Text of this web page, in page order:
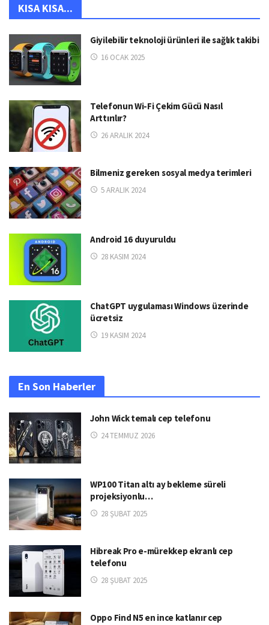
KISA KISA...
Giyilebilir teknoloji ürünleri ile sağlık takibi
16 OCAK 2025
Telefonun Wi-Fi Çekim Gücü Nasıl
Arttırılır?
26 ARALIK 2024
Bilmeniz gereken sosyal medya terimleri
5 ARALIK 2024
Android 16 duyuruldu
28 KASIM 2024
ChatGPT uygulaması Windows üzerinde
ücretsiz
19 KASIM 2024
En Son Haberler
John Wick temalı cep telefonu
24 TEMMUZ 2026
WP100 Titan altı ay bekleme süreli
projeksiyonlu…
28 ŞUBAT 2025
Hibreak Pro e-mürekkep ekranlı cep
telefonu
28 ŞUBAT 2025
Oppo Find N5 en ince katlanır cep